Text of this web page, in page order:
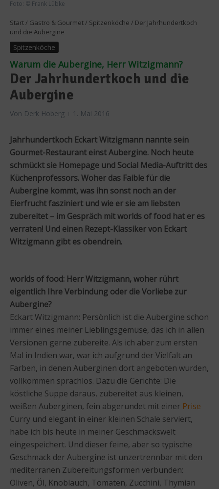
Foto: © Frank Lübke
Start / Gastro & Gourmet / Spitzenköche / Der Jahrhundertkoch
und die Aubergine
Spitzenköche
Warum die Aubergine, Herr Witzigmann?
Der Jahrhundertkoch und die
Aubergine
Von Derk Hoberg 1. Mai 2016
Jahrhundertkoch Eckart Witzigmann nannte sein
Gourmet-Restaurant einst Aubergine. Noch heute
schmückt sie Homepage und Social Media-Auftritt des
Küchenprofessors. Woher das Faible für die
Aubergine kommt, was ihn sonst noch an der
Eierfrucht fasziniert und wie er sie am liebsten
zubereitet – im Gespräch mit worlds of food hat er es
verraten! Und einen Rezept-Klassiker von Eckart
Witzigmann gibt es obendrein.
worlds of food: Herr Witzigmann, woher rührt
eigentlich Ihre Verbindung oder die Vorliebe zur
Aubergine?
Eckart Witzigmann: Persönlich ist die Aubergine schon
immer eines meiner Lieblingsgemüse, das ich in allen
Versionen gerne zubereite. Als ich aber zum ersten
Mal in Indien war, war ich aufgrund der Vielfalt an
Farben, in denen Auberginen dort angeboten wurden,
vollkommen sprachlos. Dazu die Gerichte: Die
köstliche Suppe daraus, zubereitet aus kleinen,
weißen Auberginen, fein abgerundet mit einer Prise
Curry und elegant in einer kleinen Schale serviert,
habe ich bis heute in meiner Geschmackswelt
eingespeichert. Und dieser feine, aber so typische
Geschmack der Aubergine ist unzertrennbar mit den
mediterranen Zubereitungsformen verbunden:
Oliven, Öl, Knoblauch, Tomaten, Zucchini, Thymian